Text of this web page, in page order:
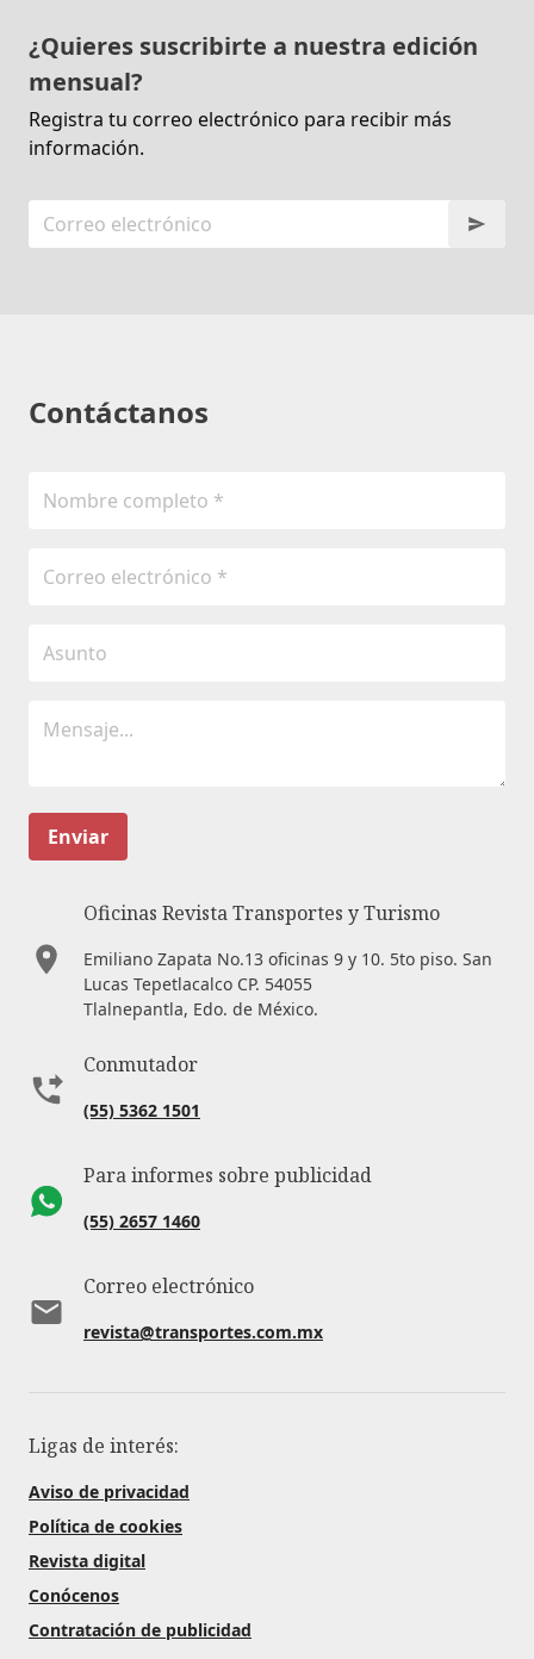
¿Quieres suscribirte a nuestra edición
mensual?
Registra tu correo electrónico para recibir más
información.
Contáctanos
Enviar
Oficinas Revista Transportes y Turismo
Emiliano Zapata No.13 oficinas 9 y 10. 5to piso. San
Lucas Tepetlacalco CP. 54055
Tlalnepantla, Edo. de México.
Conmutador
(55) 5362 1501
Para informes sobre publicidad
(55) 2657 1460
Correo electrónico
revista@transportes.com.mx
Ligas de interés:
Aviso de privacidad
Política de cookies
Revista digital
Conócenos
Contratación de publicidad